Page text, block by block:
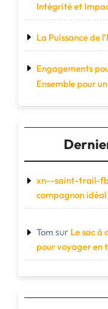
Intégrité et
La Puissance de
Engagements
Ensemble pour
xn--saint-trail-
compagnon
Tom sur Le sac à
pour voyager en